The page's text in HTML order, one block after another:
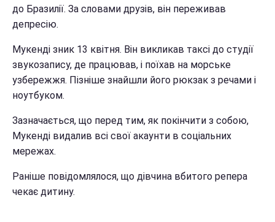
до Бразилії. За словами друзів, він переживав
депресію.
Мукенді зник 13 квітня. Він викликав таксі до студії
звукозапису, де працював, і поїхав на морське
узбережжя. Пізніше знайшли його рюкзак з речами і
ноутбуком.
Зазначається, що перед тим, як покінчити з собою,
Мукенді видалив всі свої акаунти в соціальних
мережах.
Раніше повідомлялося, що дівчина вбитого репера
чекає дитину.